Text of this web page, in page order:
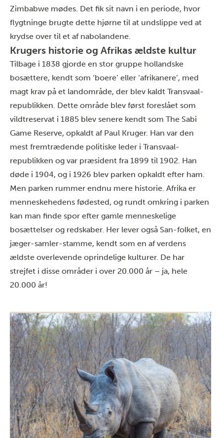
Zimbabwe mødes. Det fik sit navn i en periode, hvor
flygtninge brugte dette hjørne til at undslippe ved at
krydse over til et af nabolandene.
Krugers historie og Afrikas ældste kultur
Tilbage i 1838 gjorde en stor gruppe hollandske
bosættere, kendt som ‘boere’ eller ‘afrikanere’, med
magt krav på et landområde, der blev kaldt Transvaal-
republikken. Dette område blev først foreslået som
vildtreservat i 1885 blev senere kendt som The Sabi
Game Reserve, opkaldt af Paul Kruger. Han var den
mest fremtrædende politiske leder i Transvaal-
republikken og var præsident fra 1899 til 1902. Han
døde i 1904, og i 1926 blev parken opkaldt efter ham.
Men parken rummer endnu mere historie. Afrika er
menneskehedens fødested, og rundt omkring i parken
kan man finde spor efter gamle menneskelige
bosættelser og redskaber. Her lever også San-folket, en
jæger-samler-stamme, kendt som en af verdens
ældste overlevende oprindelige kulturer. De har
strejfet i disse områder i over 20.000 år – ja, hele
20.000 år!